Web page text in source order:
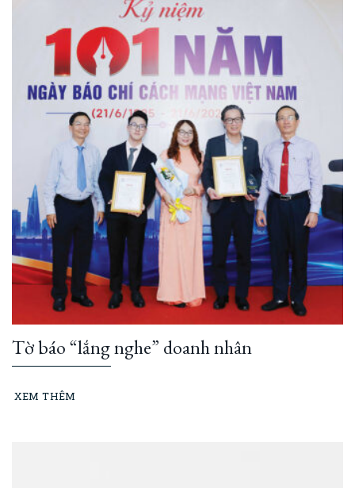
Tờ báo “lắng nghe” doanh nhân
XEM THÊM